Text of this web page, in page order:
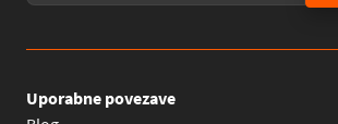
Uporabne povezave